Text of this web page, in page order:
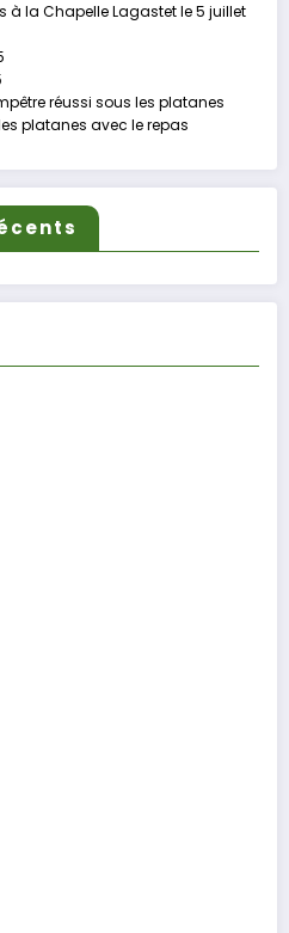
à la Chapelle Lagastet le 5 juillet
réussi sous les platanes
platanes avec le repas